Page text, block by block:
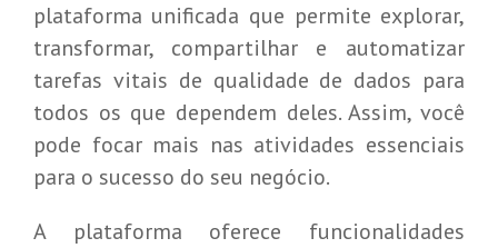
plataforma unificada que permite explorar,
transformar, compartilhar e automatizar
tarefas vitais de qualidade de dados para
todos os que dependem deles. Assim, você
pode focar mais nas atividades essenciais
para o sucesso do seu negócio.
A plataforma oferece funcionalidades